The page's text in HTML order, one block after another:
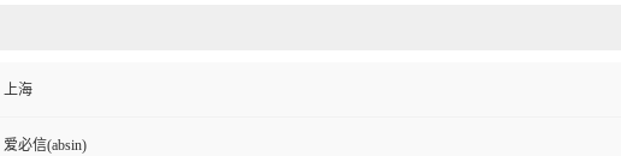
上海
爱必信(absin)